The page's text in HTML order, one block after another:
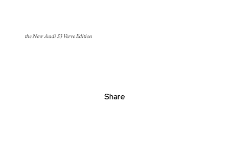
the New Audi S3 Verve Edition
Share